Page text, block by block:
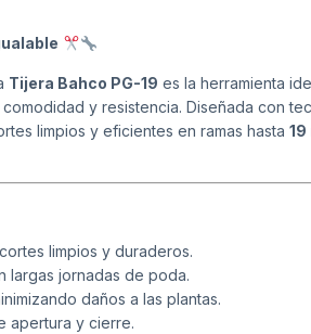
Tijera Bahco PG-19 es la herramienta
y resistencia. Diseñada con
limpios y eficientes en ramas hasta 19
limpios y duraderos.
largas jornadas de poda.
daños a las plantas.
apertura y cierre.